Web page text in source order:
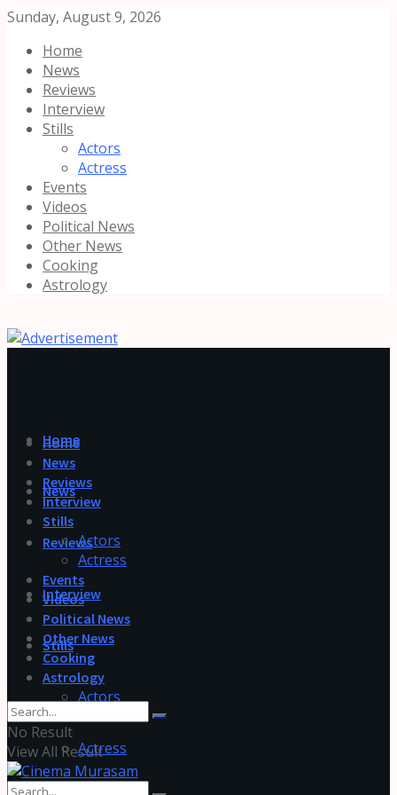
Sunday, August 9, 2026
Home
News
Reviews
Interview
Stills
Actors
Actress
Events
Videos
Political News
Other News
Cooking
Astrology
Home
News
Reviews
Interview
Stills
Actors
Actress
Home
News
Reviews
Interview
Stills
Actors
Actress
Events
Videos
Political News
Other News
Cooking
Astrology
No Result
View All Result